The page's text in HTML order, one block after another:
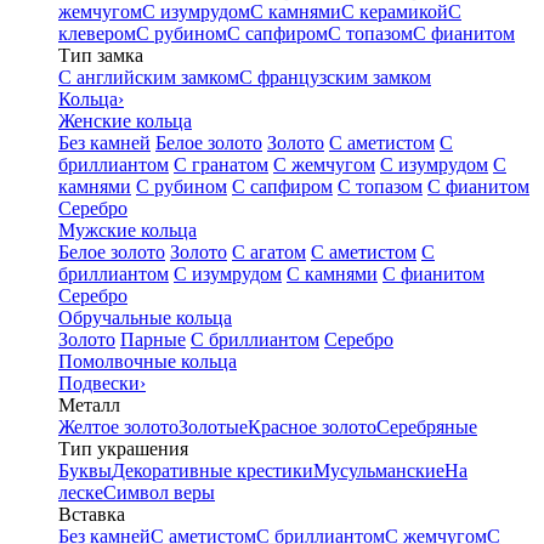
жемчугомС изумрудомС камнямиС керамикойС
клеверомС рубиномС сапфиромС топазомС фианитом
Тип замка
С английским замкомС французским замком
Кольца›
Женские кольца
Без камней Белое золото Золото С аметистом С
бриллиантом С гранатом С жемчугом С изумрудом С
камнями С рубином С сапфиром С топазом С фианитом
Серебро
Мужские кольца
Белое золото Золото С агатом С аметистом С
бриллиантом С изумрудом С камнями С фианитом
Серебро
Обручальные кольца
Золото Парные С бриллиантом Серебро
Помолвочные кольца
Подвески›
Металл
Желтое золотоЗолотыеКрасное золотоСеребряные
Тип украшения
БуквыДекоративные крестикиМусульманскиеНа
лескеСимвол веры
Вставка
Без камнейС аметистомС бриллиантомС жемчугомС